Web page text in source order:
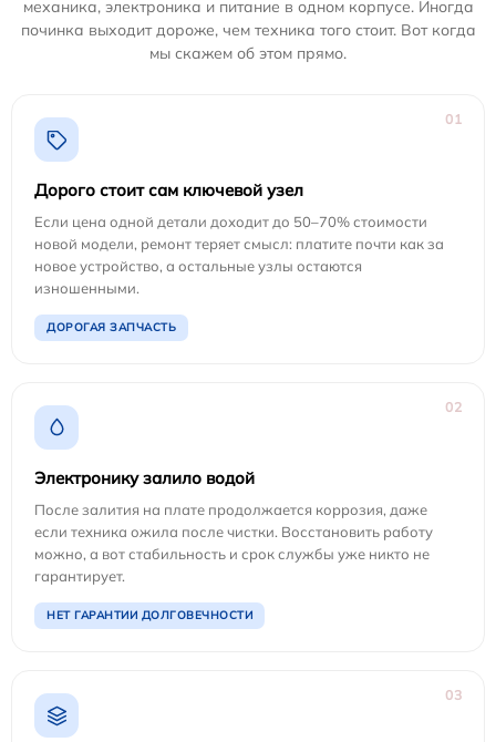
механика, электроника и питание в одном корпусе. Иногда
починка выходит дороже, чем техника того стоит. Вот когда
мы скажем об этом прямо.
01
Дорого стоит сам ключевой узел
Если цена одной детали доходит до 50–70% стоимости
новой модели, ремонт теряет смысл: платите почти как за
новое устройство, а остальные узлы остаются
изношенными.
ДОРОГАЯ ЗАПЧАСТЬ
02
Электронику залило водой
После залития на плате продолжается коррозия, даже
если техника ожила после чистки. Восстановить работу
можно, а вот стабильность и срок службы уже никто не
гарантирует.
НЕТ ГАРАНТИИ ДОЛГОВЕЧНОСТИ
03